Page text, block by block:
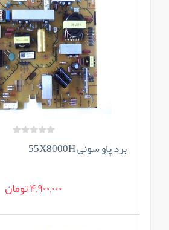
برد پاو سونی 55X8000H
4,900,000 تومان